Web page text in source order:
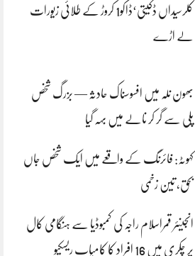
کلرسیداں ڈکیتی‘ڈاکو1 کروڑ کے طلائی زیورات
لے اڑے
بھون نلہ میں افسوسناک حادثہ — بزرگ شخص
پلی سے گر کر نالے میں بہہ گیا
کہوٹہ: فائرنگ کے واقعے میں ایک شخص جاں
بحق، تین زخمی
انجینئر قمراسلام راجہ کی کمبوڈیا سے ہنگامی کال
پر چکری میں 16 افراد کا کامیاب ریسکیو